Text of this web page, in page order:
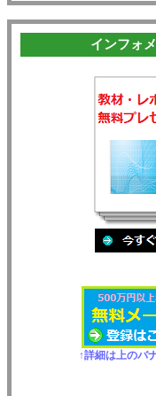
インフォ
↑詳細は上のバ